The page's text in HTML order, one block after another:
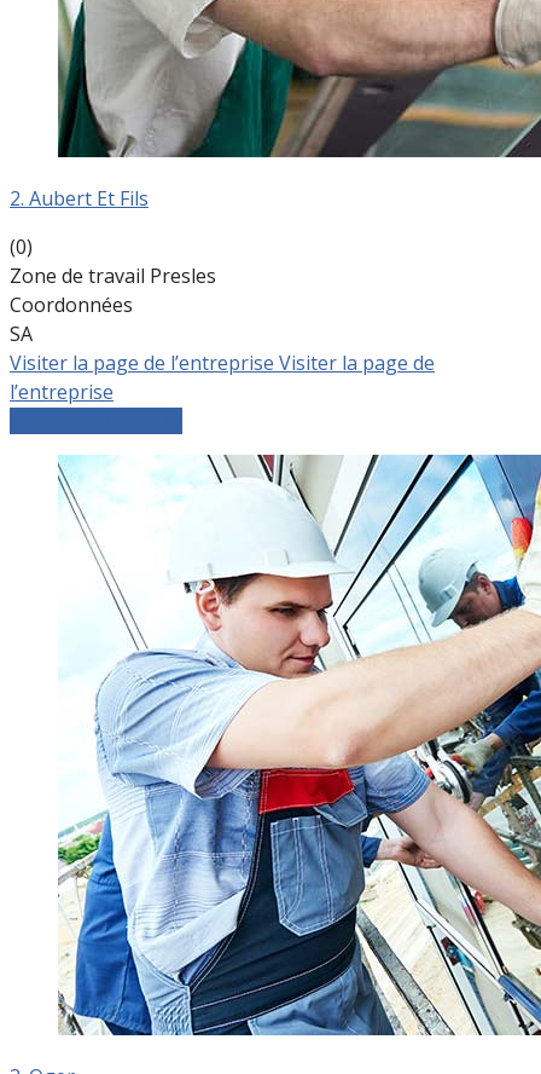
2. Aubert Et Fils
(0)
Zone de travail Presles
Coordonnées
SA
Visiter la page de l’entreprise Visiter la page de
l’entreprise